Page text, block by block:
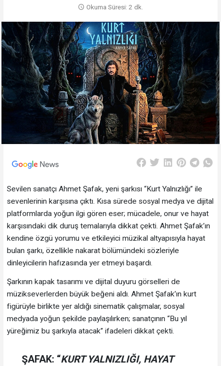
Okuma Süresi: 2 dk.
Sevilen sanatçı Ahmet Şafak, yeni şarkısı “Kurt Yalnızlığı” ile
sevenlerinin karşısına çıktı. Kısa sürede sosyal medya ve dijital
platformlarda yoğun ilgi gören eser; mücadele, onur ve hayat
karşısındaki dik duruş temalarıyla dikkat çekti. Ahmet Şafak’ın
kendine özgü yorumu ve etkileyici müzikal altyapısıyla hayat
bulan şarkı, özellikle nakarat bölümündeki sözleriyle
dinleyicilerin hafızasında yer etmeyi başardı.
Şarkının kapak tasarımı ve dijital duyuru görselleri de
müzikseverlerden büyük beğeni aldı. Ahmet Şafak’ın kurt
figürüyle birlikte yer aldığı sinematik çalışmalar, sosyal
medyada yoğun şekilde paylaşılırken; sanatçının “Bu yıl
yüreğimiz bu şarkıyla atacak” ifadeleri dikkat çekti.
ŞAFAK: “KURT YALNIZLIĞI, HAYAT